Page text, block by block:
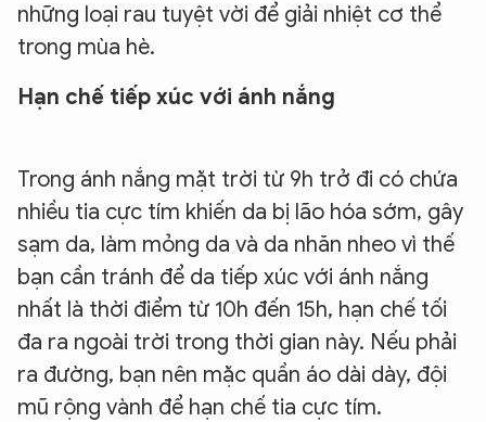
những loại rau tuyệt vời để giải nhiệt cơ thể
trong mùa hè.
Hạn chế tiếp xúc với ánh nắng
Trong ánh nắng mặt trời từ 9h trở đi có chứa
nhiều tia cực tím khiến da bị lão hóa sớm, gây
sạm da, làm mỏng da và da nhăn nheo vì thế
bạn cần tránh để da tiếp xúc với ánh nắng
nhất là thời điểm từ 10h đến 15h, hạn chế tối
đa ra ngoài trời trong thời gian này. Nếu phải
ra đường, bạn nên mặc quần áo dài dày, đội
mũ rộng vành để hạn chế tia cực tím.